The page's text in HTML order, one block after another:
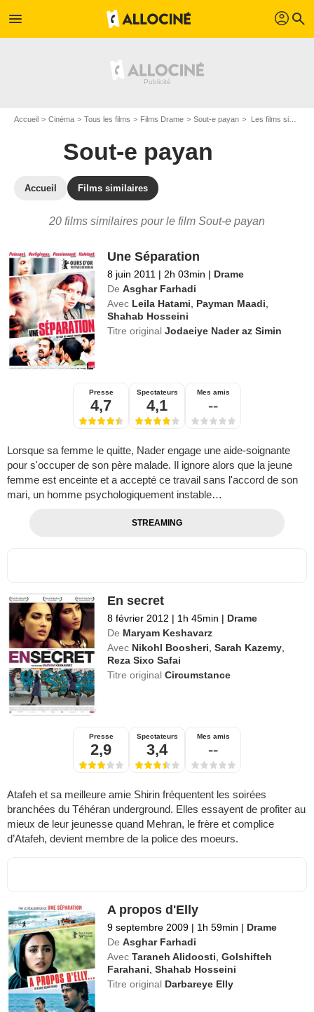
menu profil search
Accueil Cinéma Tous les films Films Drame Sout-e payan Les films similaires à "Sout-e payan"
Sout-e payan
Accueil Films similaires
20 films similaires pour le film Sout-e payan
Une Séparation
8 juin 2011 | 2h 03min | Drame
De Asghar Farhadi
Avec Leila Hatami Payman Maadi
Shahab Hosseini
Titre originalJodaeiye Nader az Simin
Presse
4,7
Spectateurs
4,1
Mes amis
--
Lorsque sa femme le quitte, Nader engage une aide-soignante
pour s'occuper de son père malade. Il ignore alors que la jeune
femme est enceinte et a accepté ce travail sans l'accord de son
mari, un homme psychologiquement instable…
STREAMING
En secret
8 février 2012 | 1h 45min | Drame
De Maryam Keshavarz
Avec Nikohl Boosheri ,Sarah Kazemy
Reza Sixo Safai
Titre originalCircumstance
Presse
2,9
Spectateurs
3,4
Mes amis
--
Atafeh et sa meilleure amie Shirin fréquentent les soirées
branchées du Téhéran underground. Elles essayent de profiter au
mieux de leur jeunesse quand Mehran, le frère et complice
d’Atafeh, devient membre de la police des moeurs.
A propos d'Elly
9 septembre 2009 | 1h 59min | Drame
De Asghar Farhadi
Avec Taraneh Alidoosti ,Golshifteh
Farahani ,Shahab Hosseini
Titre original Darbareye Elly